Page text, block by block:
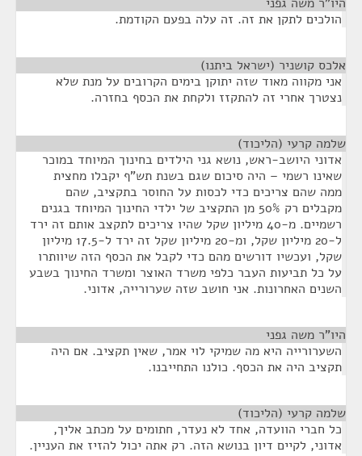
היו"ר משה גפני
הולכים לתקן את זה. זה עלה בפעם הקודמת.
אלכס קושניר (ישראל ביתנו)
אני מקווה מאוד שזה יתוקן בימים הקרובים על מנת שלא
נצטרך אחרי זה להתקזז ולקחת את הכסף בחזרה.
שלמה קרעי (הליכוד)
אדוני היושב-ראש, נושא גני הילדים בחינוך המיוחד במוכר
שאינו רשמי – היה סיכום שגם בשנת תש"ף יקבלו מחצית
ממה שהם צריכים כדי לכסות על החוסר בתקציב, שהם
מקבלים רק 50% מן התקציב של ילדי החינוך המיוחד בגנים
רשמיים. מ-40 מיליון שקל שהיו צריכים לתקצב אותם זה ירד
ל-20 מיליון שקל, ומ-20 מיליון שקל זה ירד ל-17.5 מיליון
שקל, ועכשיו דורשים מהם כדי לקבל את הכסף הזה שיוותרו
על כל תביעות העבר כלפי משרד האוצר ומשרד החינוך בשבע
השנים האחרונות. אני חושב שזה שערורייה, אדוני.
היו"ר משה גפני
השערורייה היא מה שמיקי לוי אמר, שאין תקציב. אם היה
תקציב היה את הכסף. כולנו התחייבנו.
שלמה קרעי (הליכוד)
כל חברי הוועדה, אחד לא נעדר, חתומים על מכתב אליך,
אדוני, לקיים דיון בנושא הזה. רק אתה יכול להזיז את העניין.